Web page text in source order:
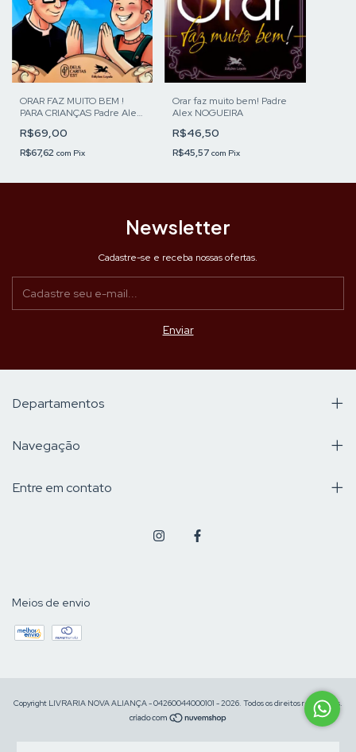
ORAR FAZ MUITO BEM !
PARA CRIANÇAS Padre Alex
R$69,00
R$67,62 com Pix
Orar faz muito bem! Padre
Alex NOGUEIRA
R$46,50
R$45,57com Pix
Newsletter
Cadastre-se e receba nossas ofertas.
Departamentos
Navegação
Entre em contato
Meios de envio
Copyright LIVRARIA NOVA ALIANÇA - 04260044000101 - 2026. Todos os direitos reservados.